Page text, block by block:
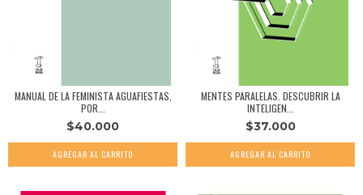
MANUAL DE LA FEMINISTA AGUAFIESTAS,
POR...
$40.000
MENTES PARALELAS. DESCUBRIR LA
INTELIGEN...
$37.000